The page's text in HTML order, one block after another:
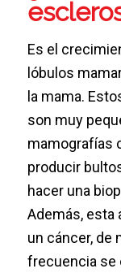
Es el
lóbulos
la mama.
son muy
mamografías
producir
hacer una
Además,
un cáncer, de
frecuencia se